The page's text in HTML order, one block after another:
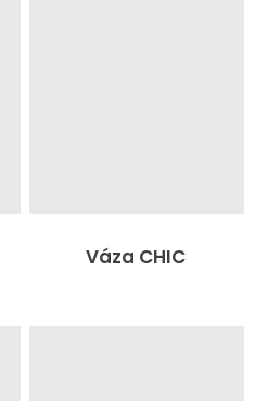
Váza CHIC